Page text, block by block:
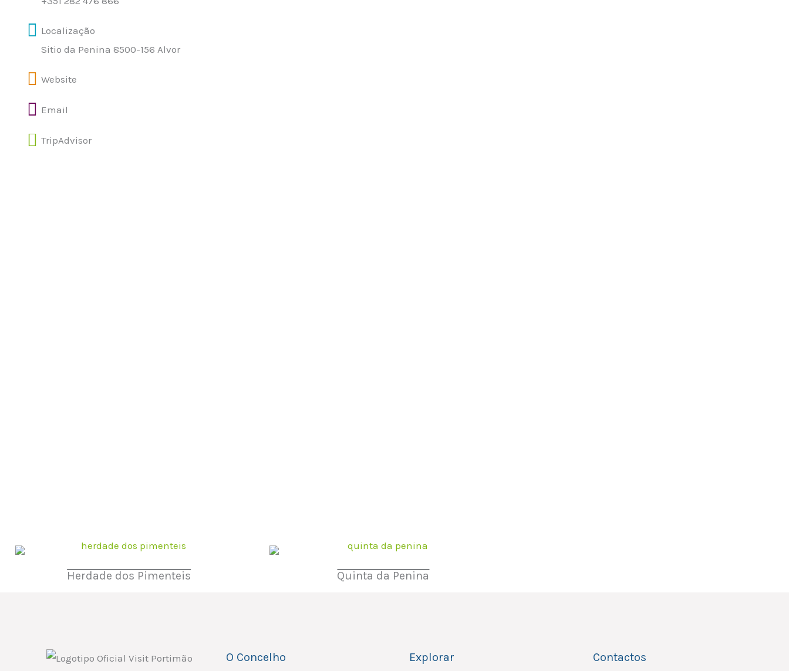
Localização
Sitio da Penina 8500-156 Alvor
Website
Email
TripAdvisor
Herdade dos Pimenteis Quinta da Penina
O Concelho Explorar Contactos